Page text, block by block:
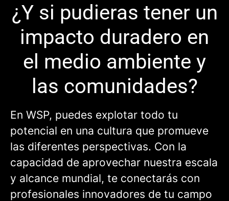
¿Y si pudieras tener un
impacto duradero en
el medio ambiente y
las comunidades?
En WSP, puedes explotar todo tu
potencial en una cultura que promueve
las diferentes perspectivas. Con la
capacidad de aprovechar nuestra escala
y alcance mundial, te conectarás con
profesionales innovadores de tu campo